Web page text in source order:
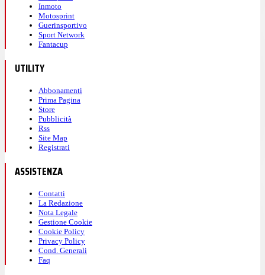
Inmoto
Motosprint
Guerinsportivo
Sport Network
Fantacup
UTILITY
Abbonamenti
Prima Pagina
Store
Pubblicità
Rss
Site Map
Registrati
ASSISTENZA
Contatti
La Redazione
Nota Legale
Gestione Cookie
Cookie Policy
Privacy Policy
Cond. Generali
Faq